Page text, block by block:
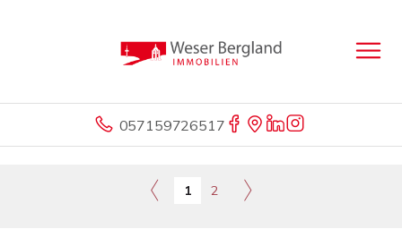
057159726517
1 2